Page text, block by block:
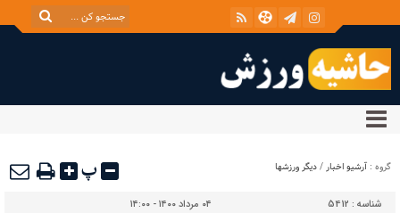
گروه : آرشیو اخبار/دیگر ورزشها پ
شناسه : 5412 ۰۴ مرداد ۱۴۰۰ - ۱۴:۰۰